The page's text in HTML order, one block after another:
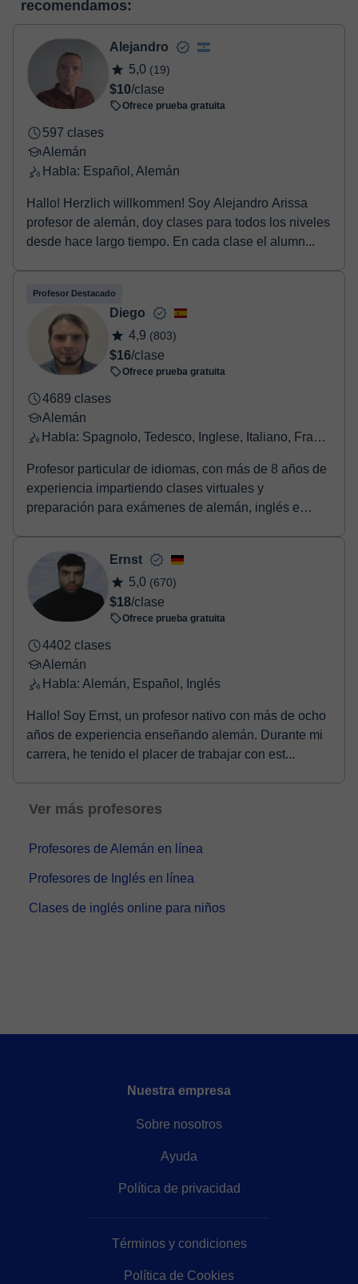
virtual
Tienes dos opciones para efectuar el pago:
- Tarjeta de crédito.
- Paypal.
Una vez realices el pago de la clase, recibirás un email de
confirmación de la reserva.
recomendamos:
Alejandro
5,0 (19)
$10/clase
Ofrece prueba gratuita
597 clases
Alemán
Habla: Español, Alemán
Hallo! Herzlich willkommen! Soy Alejandro Arissa
profesor de alemán, doy clases para todos los niveles
desde hace largo tiempo. En cada clase el alumn...
Profesor Destacado
Diego
4,9 (803)
$16/clase
Ofrece prueba gratuita
4689 clases
Alemán
Habla: Spagnolo, Tedesco, Inglese, Italiano, Francese
Profesor particular de idiomas, con más de 8 años de
experiencia impartiendo clases virtuales y
preparación para exámenes de alemán, inglés e
Ernst
5,0 (670)
$18/clase
Ofrece prueba gratuita
4402 clases
Alemán
Habla: Alemán, Español, Inglés
Hallo! Soy Ernst, un profesor nativo con más de ocho
años de experiencia enseñando alemán. Durante mi
carrera, he tenido el placer de trabajar con est...
Ver más profesores
Profesores de Alemán en línea
Profesores de Inglés en línea
Clases de inglés online para niños
Nuestra empresa
Sobre nosotros
Ayuda
Política de privacidad
Términos y condiciones
Política de Cookies